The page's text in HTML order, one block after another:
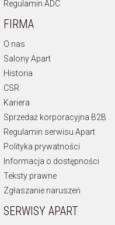
Regulamin ADC
FIRMA
O nas
Salony Apart
Historia
CSR
Kariera
Sprzedaż korporacyjna B2B
Regulamin serwisu Apart
Polityka prywatności
Informacja o dostępności
Teksty prawne
Zgłaszanie naruszeń
SERWISY APART